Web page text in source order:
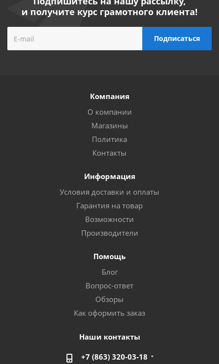
и получите курс грамотного клиента!
Компания
О компании
Магазины
Политика
Контакты
Информация
Условия доставки и оплаты
Гарантия на товар
Возможности
Производители
Помощь
Блог
Вопрос-ответ
Обзоры
Как оформить заказ
Наши контакты
+7 (863) 320-03-18